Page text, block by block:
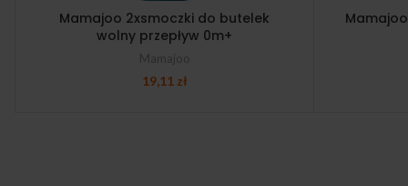
Mamajoo 2xsmoczki do butelek
wolny przepływ 0m+
19,11 zł